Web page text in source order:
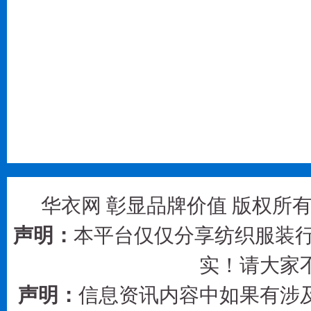
华衣网 彰显品牌价值 版权所
声明： 本平台仅仅分享纺织服装
实！请大家
声明： 信息资讯内容中如果有涉